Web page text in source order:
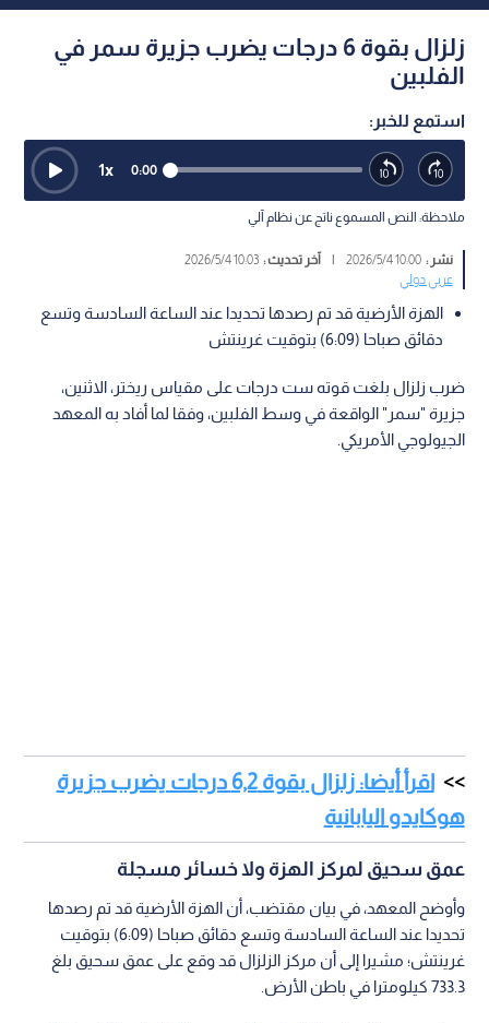
زلزال بقوة 6 درجات يضرب جزيرة سمر في
الفلبين
استمع للخبر:
0:00
1x
ملاحظة: النص المسموع ناتج عن نظام آلي
نشر :10:00 2026/5/4
| آخر تحديث :10:03 2026/5/4
عربي دولي
الهزة الأرضية قد تم رصدها تحديدا عند الساعة السادسة وتسع
دقائق صباحا (6:09) بتوقيت غرينتش
ضرب زلزال بلغت قوته ست درجات على مقياس ريختر، الاثنين،
جزيرة "سمر" الواقعة في وسط الفلبين، وفقا لما أفاد به المعهد
الجيولوجي الأمريكي.
اقرأ أيضا: زلزال بقوة 6,2 درجات يضرب جزيرة
هوكايدو اليابانية
عمق سحيق لمركز الهزة ولا خسائر مسجلة
وأوضح المعهد، في بيان مقتضب، أن الهزة الأرضية قد تم رصدها
تحديدا عند الساعة السادسة وتسع دقائق صباحا (6:09) بتوقيت
غرينتش؛ مشيرا إلى أن مركز الزلزال قد وقع على عمق سحيق بلغ
733.3 كيلومترا في باطن الأرض.